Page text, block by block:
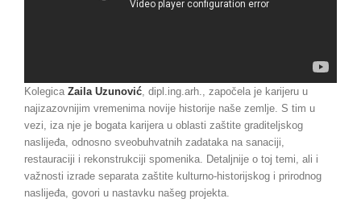
Kolegica Zaila Uzunović , dipl.ing.arh., započela je karijeru u
najizazovnijim vremenima novije historije naše zemlje. S tim u
vezi, iza nje je bogata karijera u oblasti zaštite graditeljskog
naslijeđa, odnosno sveobuhvatnih zadataka na sanaciji,
restauraciji i rekonstrukciji spomenika. Detaljnije o toj temi, ali i
važnosti izrade separata zaštite kulturno-historijskog i prirodnog
naslijeđa, govori u nastavku našeg projekta.